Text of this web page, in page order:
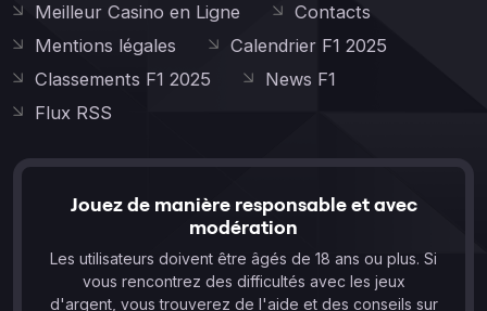
Meilleur Casino en Ligne
Contacts
Mentions légales
Calendrier F1 2025
Classements F1 2025
News F1
Flux RSS
Jouez de manière responsable et avec
modération
Les utilisateurs doivent être âgés de 18 ans ou plus. Si
vous rencontrez des difficultés avec les jeux
d'argent, vous trouverez de l'aide et des conseils sur